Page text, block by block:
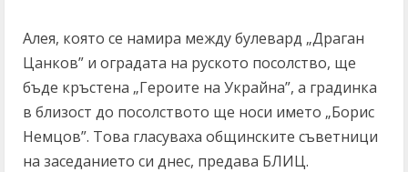
Алея, която се намира между булевард „Драган
Цанков” и оградата на руското посолство, ще
бъде кръстена „Героите на Украйна”, а градинка
в близост до посолството ще носи името „Борис
Немцов”. Това гласуваха общинските съветници
на заседанието си днес, предава БЛИЦ.